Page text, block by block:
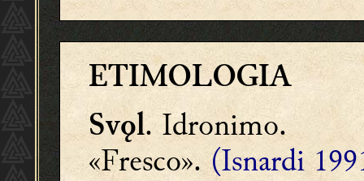
ETIMOLOGIA
Svǫl. Idronimo.
«Fresco».(Isnardi